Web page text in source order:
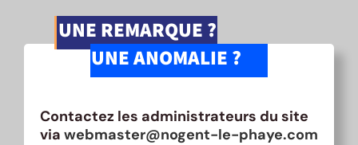
UNE REMARQUE ?
UNE ANOMALIE ?
Contactez les administrateurs du site
via webmaster@nogent-le-phaye.com